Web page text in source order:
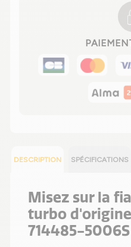
DESCRIPTION SPÉCIFICATIONS
Misez sur la
turbo
714485-